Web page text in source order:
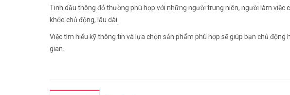
Tinh dầu thông đỏ thường phù hợp với những người trung niên, người làm việc
khỏe chủ động, lâu dài.
Việc tìm hiểu kỹ thông tin và lựa chọn sản phẩm phù hợp sẽ giúp bạn chủ
gian.